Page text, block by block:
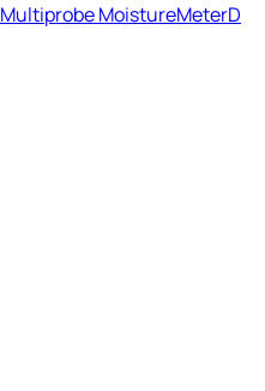
Multiprobe MoistureMeterD